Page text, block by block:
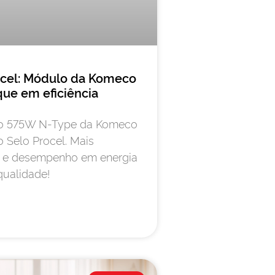
Módulo da Komeco
em eficiência
575W N-Type da Komeco
Selo Procel. Mais
desempenho em energia